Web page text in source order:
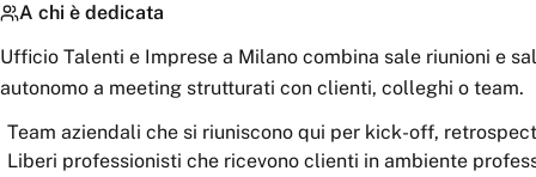
A chi è dedicata
Ufficio Talenti e Imprese a Milano combina sale riunioni e
autonomo a meeting strutturati con clienti, colleghi o team.
Team aziendali che si riuniscono qui per kick-off,
Liberi professionisti che ricevono clienti in ambiente